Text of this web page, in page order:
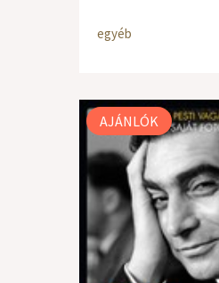
egyéb
AJÁNLÓK